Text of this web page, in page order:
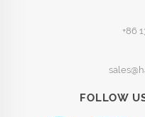
+86
FOLLOW